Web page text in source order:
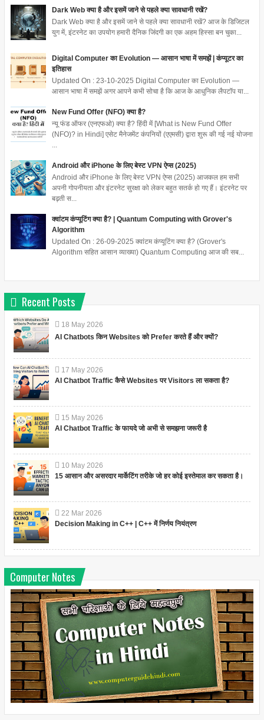
Dark Web क्या है और इसमें जाने से पहले क्या सावधानी रखें?
Dark Web क्या है और इसमें जाने से पहले क्या सावधानी रखें? आज के डिजिटल
युग में, इंटरनेट का उपयोग हमारी दैनिक जिंदगी का एक अहम हिस्सा बन चुका...
Digital Computer का Evolution — आसान भाषा में समझें | कंप्यूटर का
इतिहास
Updated On : 23-10-2025 Digital Computer का Evolution —
आसान भाषा में समझें अगर आपने कभी सोचा है कि आज के आधुनिक लैपटॉप या...
New Fund Offer (NFO) क्या है?
न्यू फंड ऑफर (एनएफओ) क्या है? हिंदी में [What is New Fund Offer
(NFO)? in Hindi] एसेट मैनेजमेंट कंपनियों (एएमसी) द्वारा शुरू की गई नई योजना
...
Android और iPhone के लिए बेस्ट VPN ऐप्स (2025)
Android और iPhone के लिए बेस्ट VPN ऐप्स (2025) आजकल हम सभी
अपनी गोपनीयता और इंटरनेट सुरक्षा को लेकर बहुत सतर्क हो गए हैं। इंटरनेट पर
बढ़ती स...
क्वांटम कंप्यूटिंग क्या है? | Quantum Computing with Grover's
Algorithm
Updated On : 26-09-2025 क्वांटम कंप्यूटिंग क्या है? (Grover's
Algorithm सहित आसान व्याख्या) Quantum Computing आज की सब...
Recent Posts
18 May 2026
AI Chatbots किन Websites को Prefer करते हैं और क्यों?
17 May 2026
AI Chatbot Traffic कैसे Websites पर Visitors ला सकता है?
15 May 2026
AI Chatbot Traffic के फायदे जो अभी से समझना जरूरी है
10 May 2026
15 आसान और असरदार मार्केटिंग तरीके जो हर कोई इस्तेमाल कर सकता है।
22 Mar 2026
Decision Making in C++ | C++ में निर्णय नियंत्रण
Computer Notes